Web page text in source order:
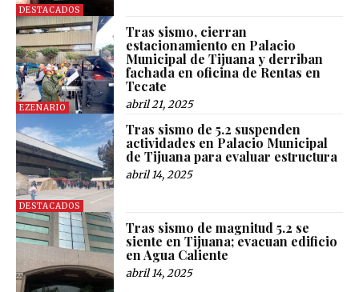
DESTACADOS
EZENARIO
Tras sismo, cierran
estacionamiento en Palacio
Municipal de Tijuana y derriban
fachada en oficina de Rentas en
Tecate
abril 21, 2025
DESTACADOS
Tras sismo de 5.2 suspenden
actividades en Palacio Municipal
de Tijuana para evaluar estructura
abril 14, 2025
Tras sismo de magnitud 5.2 se
siente en Tijuana; evacuan edificio
en Agua Caliente
abril 14, 2025